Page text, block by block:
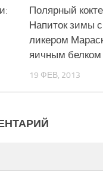
Полярный
Напиток зимы
ликером
яичным белком
19 ФЕВ, 2013